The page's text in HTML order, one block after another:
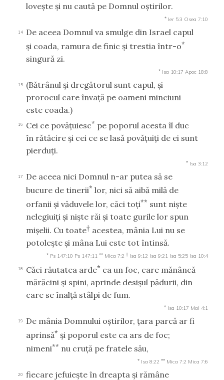
loveşte şi nu caută pe Domnul oştirilor.
* Ier 5:3 Osea 7:10
14
De aceea Domnul va smulge din Israel capul
şi coada, ramura de finic şi trestia într-o*
singură zi.
* Isa 10:17 Apoc 18:8
15
(Bătrânul şi dregătorul sunt capul, şi
prorocul care învaţă pe oameni minciuni
este coada.)
16 Cei ce povăţuiesc* pe poporul acesta îl duc
în rătăcire şi cei ce se lasă povăţuiţi de ei sunt
pierduţi.
* Isa 3:12
17
De aceea nici Domnul n-ar putea să se
bucure de tinerii* lor, nici să aibă milă de
orfanii şi văduvele lor, căci toţi** sunt nişte
nelegiuiţi şi nişte răi şi toate gurile lor spun
mişelii. Cu toate† acestea, mânia Lui nu se
potoleşte şi mâna Lui este tot întinsă.
* Ps 147:10 Ps 147:11 ** Mica 7:2 † Isa 9:12 Isa 9:21 Isa 5:25 Isa 10:4
18 Căci răutatea arde* ca un foc, care mănâncă
mărăcini şi spini, aprinde desişul pădurii, din
care se înalţă stâlpi de fum.
* Isa 10:17 Mal 4:1
19
De mânia Domnului oştirilor, ţara parcă ar fi
aprinsă* şi poporul este ca ars de foc;
nimeni** nu cruţă pe fratele său,
* Isa 8:22 ** Mica 7:2 Mica 7:6
20
fiecare jefuieşte în dreapta şi rămâne